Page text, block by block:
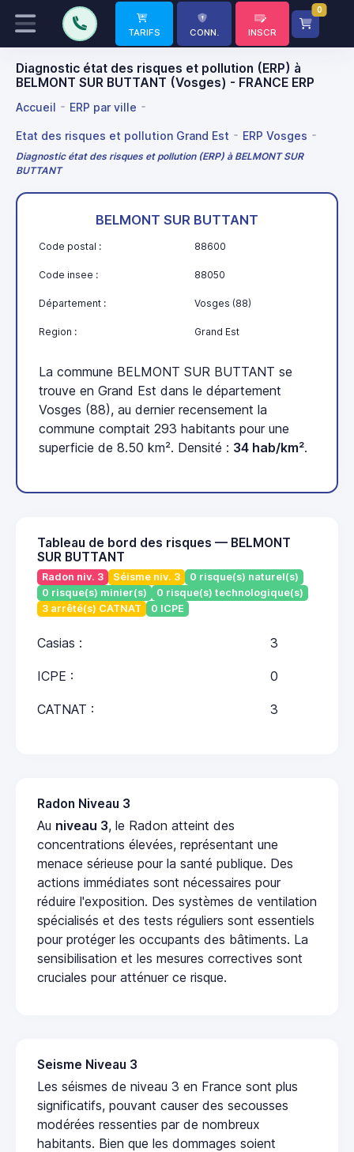
TARIFS CONN. INSCR
0
Diagnostic état des risques et pollution (ERP) à
BELMONT SUR BUTTANT (Vosges) - FRANCE ERP
Accueil ERP par ville
Etat des risques et pollution Grand Est ERP Vosges
Diagnostic état des risques et pollution (ERP) à BELMONT SUR
BUTTANT
BELMONT SUR BUTTANT
Code postal : 88600
Code insee : 88050
Département : Vosges (88)
Region : Grand Est
La commune BELMONT SUR BUTTANT se
trouve en Grand Est dans le département
Vosges (88), au dernier recensement la
commune comptait 293 habitants pour une
superficie de 8.50 km². Densité : 34 hab/km².
Tableau de bord des risques — BELMONT
SUR BUTTANT
Radon niv. 3 Séisme niv. 3
0 risque(s) naturel(s)
0 risque(s) minier(s)
0 risque(s) technologique(s)
3 arrêté(s) CATNAT
0 ICPE
Casias : 3
ICPE : 0
CATNAT : 3
Radon Niveau 3
Au niveau 3, le Radon atteint des
concentrations élevées, représentant une
menace sérieuse pour la santé publique. Des
actions immédiates sont nécessaires pour
réduire l'exposition. Des systèmes de ventilation
spécialisés et des tests réguliers sont essentiels
pour protéger les occupants des bâtiments. La
sensibilisation et les mesures correctives sont
cruciales pour atténuer ce risque.
Seisme Niveau 3
Les séismes de niveau 3 en France sont plus
significatifs, pouvant causer des secousses
modérées ressenties par de nombreux
habitants. Bien que les dommages soient